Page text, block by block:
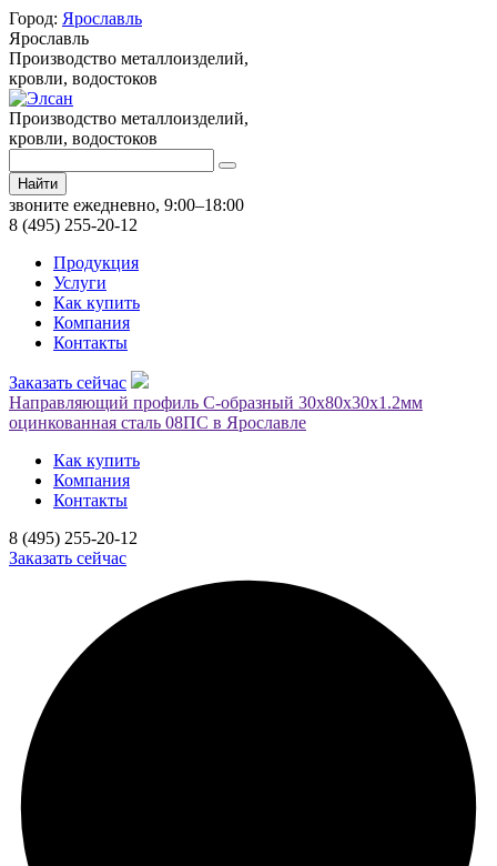
Город: Ярославль
Ярославль
Производство металлоизделий,
кровли, водостоков
Производство металлоизделий,
кровли, водостоков
Найти
звоните ежедневно, 9:00–18:00
8 (495) 255-20-12
Продукция
Услуги
Как купить
Компания
Контакты
Заказать сейчас
Направляющий профиль С-образный 30х80х30х1.2мм
оцинкованная сталь 08ПС в Ярославле
Как купить
Компания
Контакты
8 (495) 255-20-12
Заказать сейчас